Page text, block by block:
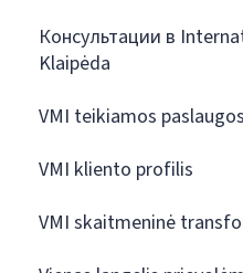
Консультации в
Klaipėda
VMI teikiamos paslaugos
VMI kliento profilis
VMI skaitmeninė